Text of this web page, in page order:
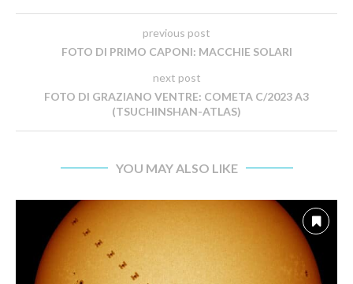
previous post
FOTO DI PRIMO CAPONI: MACCHIE SOLARI
next post
FOTO DI GRAZIANO VENTRE: COMETA C/2023 A3
(TSUCHINSHAN-ATLAS)
YOU MAY ALSO LIKE